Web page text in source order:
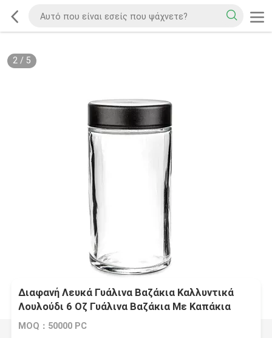
2/ 5
Διαφανή Λευκά Γυάλινα Βαζάκια Καλλυντικά
Λουλούδι 6 Οζ Γυάλινα Βαζάκια Με Καπάκια
Λεία Στρογγυλά
MOQ：50000 PC